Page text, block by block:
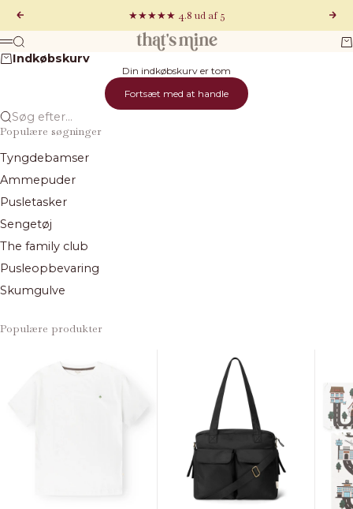
Forrige
★★★★★ 4.8 ud af 5
That's Mine
Menu
Søg
Indkøbskurv
Din indkøbskurv er tom
Fortsæt med at handle
Søg efter...
Populære søgninger
Tyngdebamser
Ammepuder
Pusletasker
Sengetøj
The family club
Pusleopbevaring
Skumgulve
Populære produkter